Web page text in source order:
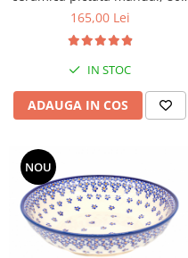
ml
165,00 Lei
IN STOC
ADAUGA IN COS
NOU